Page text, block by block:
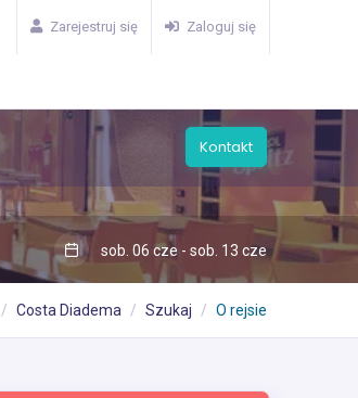
Zarejestruj się Zaloguj się
Kontakt
sob. 06 cze - sob. 13 cze
Costa Diadema Szukaj O rejsie